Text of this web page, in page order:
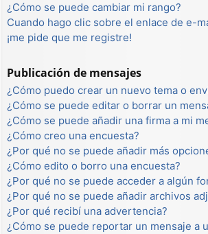
¿Cómo se puede cambiar mi rango?
Cuando hago clic sobre el enlace de e-
¡me pide que me registre!
Publicación de mensajes
¿Cómo puedo crear un nuevo tema o
¿Cómo se puede editar o borrar un
¿Cómo se puede añadir una firma a mi
¿Cómo creo una encuesta?
¿Por qué no se puede añadir más
¿Cómo edito o borro una encuesta?
¿Por qué no se puede acceder a algún
¿Por qué no se puede añadir archivos
¿Por qué recibí una advertencia?
¿Cómo se puede reportar un mensaje a